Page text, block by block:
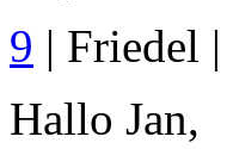
9 | Friedel
Hallo Jan,